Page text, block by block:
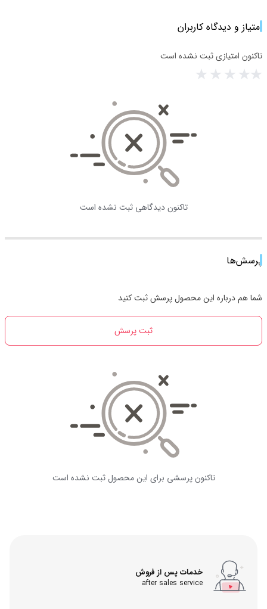
امتیاز و دیدگاه کاربران
تاکنون امتیازی ثبت نشده است
تاکنون دیدگاهی ثبت نشده است
پرسش‌ها
شما هم درباره این محصول پرسش ثبت کنید
ثبت پرسش
تاکنون پرسشی برای این محصول ثبت نشده است
خدمات پس از فروش
after sales service